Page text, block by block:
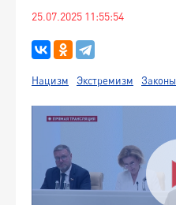
25.07.2025 11:55:54
Нацизм Экстремизм Законы